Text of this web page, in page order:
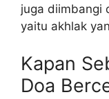
juga diimbangi
yaitu akhlak
Kapan
Doa